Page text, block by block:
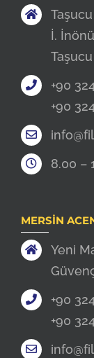
İ.
+90
+90
8.00 –
MERSIN
Yeni
+90
+90